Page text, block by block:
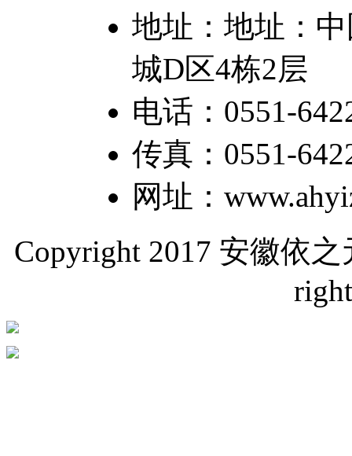
地址：地址：
城D区4栋2层
电话：0551-
传真：0551-
网址：
Copyright 2017 安徽依